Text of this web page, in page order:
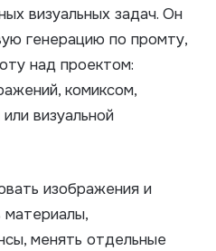
визуальных задач. Он
генерацию по промту,
над проектом:
комиксом,
визуальной
изображения и
материалы,
менять отдельные